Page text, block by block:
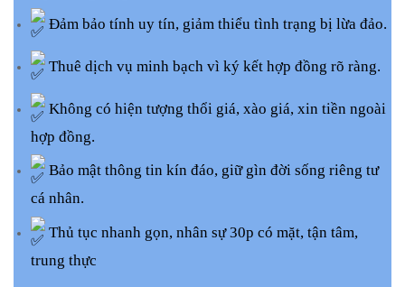
Đảm bảo tính uy tín, giảm thiểu tình trạng bị lừa đảo.
Thuê dịch vụ minh bạch vì ký kết hợp đồng rõ ràng.
Không có hiện tượng thổi giá, xào giá, xin tiền ngoài
hợp đồng.
Bảo mật thông tin kín đáo, giữ gìn đời sống riêng tư
cá nhân.
Thủ tục nhanh gọn, nhân sự 30p có mặt, tận tâm,
trung thực